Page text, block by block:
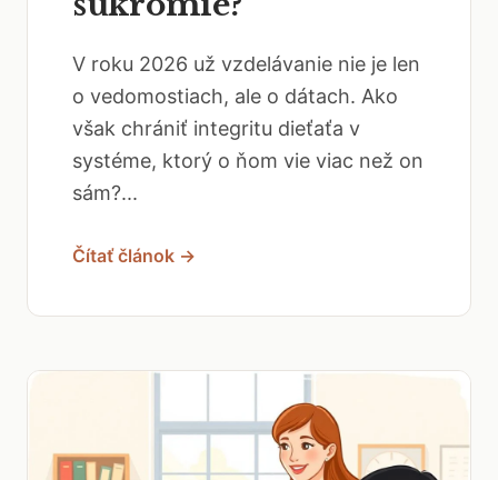
V roku 2026 už vzdelávanie nie je len
o vedomostiach, ale o dátach. Ako
však chrániť integritu dieťaťa v
systéme, ktorý o ňom vie viac než on
sám?...
Čítať článok →